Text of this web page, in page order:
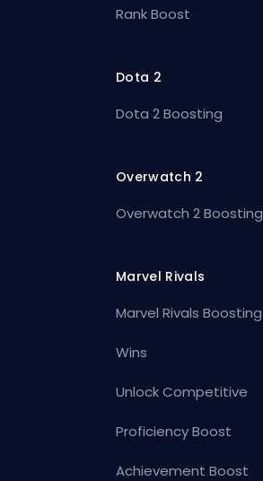
Rank Boost
Dota 2
Dota 2 Boosting
Overwatch 2
Overwatch 2 Boosting
Marvel Rivals
Marvel Rivals Boosting
Wins
Unlock Competitive
Proficiency Boost
Achievement Boost